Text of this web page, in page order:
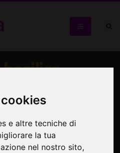
e altre tecniche di
la tua
nel nostro sito,
Paolo